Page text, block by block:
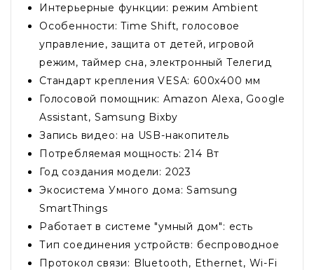
Интерьерные функции: режим Ambient
Особенности: Time Shift, голосовое
управление, защита от детей, игровой
режим, таймер сна, электронный Телегид
Стандарт крепления VESA: 600x400 мм
Голосовой помощник: Amazon Alexa, Google
Assistant, Samsung Bixby
Запись видео: на USB-накопитель
Потребляемая мощность: 214 Вт
Год создания модели: 2023
Экосистема Умного дома: Samsung
SmartThings
Работает в системе "умный дом": есть
Тип соединения устройств: беспроводное
Протокол связи: Bluetooth, Ethernet, Wi-Fi